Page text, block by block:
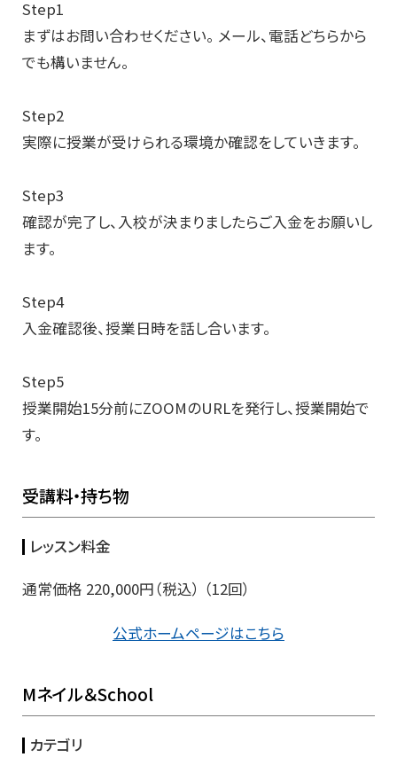
Step1
まずはお問い合わせください。 メール、電話どちらから
でも構いません。
Step2
実際に授業が受けられる環境か確認をしていきます。
Step3
確認が完了し、入校が決まりましたらご入金をお願いし
ます。
Step4
入金確認後、授業日時を話し合います。
Step5
授業開始15分前にZOOMのURLを発行し、授業開始で
す。
受講料・持ち物
レッスン料金
通常価格 220,000円（税込） （12回）
公式ホームページはこちら
Mネイル＆School
カテゴリ